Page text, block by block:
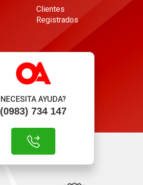
Clientes
Registrados
NECESITA AYUDA?
(0983) 734 147